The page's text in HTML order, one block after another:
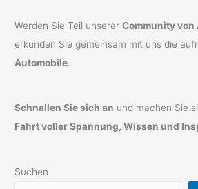
Werden Sie Teil unsererCommunity
erkunden Sie gemeinsam mit uns die
Automobile.
Schnallen Sie sich an und machen Sie
Fahrt voller Spannung, Wissen und
Suchen